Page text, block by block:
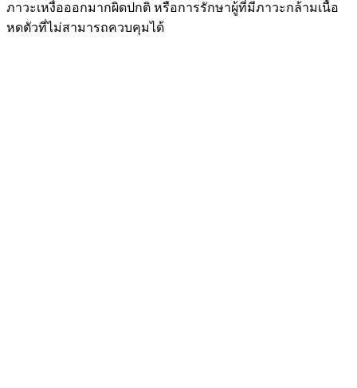
ภาวะเหงื่อออกมากผิดปกติ หรือการรักษาผู้ที่มีภาวะกล้ามเนื้อ
หดตัวที่ไม่สามารถควบคุมได้